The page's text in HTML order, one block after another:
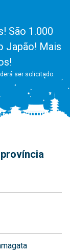
São 1.000
Japão! Mais
ser solicitado.